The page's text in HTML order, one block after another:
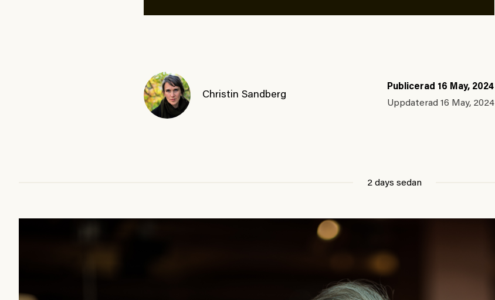
Christin Sandberg
Publicerad 16 May, 2024
Uppdaterad 16 May, 2024
2 days sedan